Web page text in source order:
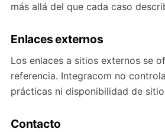
más allá del que cada caso
Enlaces externos
Los enlaces a sitios externos se
referencia. Integracom no
prácticas ni disponibilidad de
Contacto